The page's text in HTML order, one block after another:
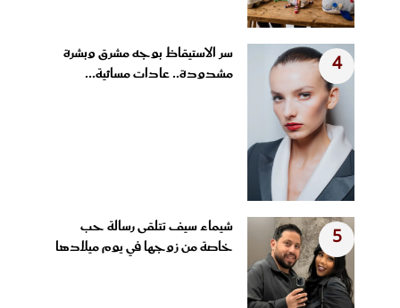
4
سر الاستيقاظ بوجه مشرق وبشرة
مشدودة.. عادات مسائية...
5
شيماء سيف تتلقى رسالة حب
خاصة من زوجها في يوم ميلادها